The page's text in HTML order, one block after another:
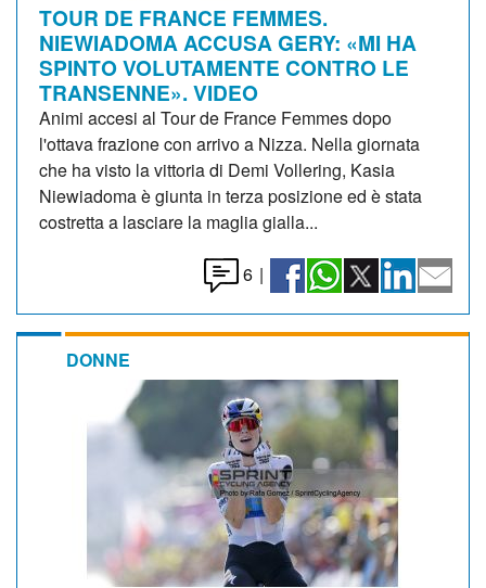
TOUR DE FRANCE FEMMES.
NIEWIADOMA ACCUSA GERY: «MI HA
SPINTO VOLUTAMENTE CONTRO LE
TRANSENNE». VIDEO
Animi accesi al Tour de France Femmes dopo
l'ottava frazione con arrivo a Nizza. Nella giornata
che ha visto la vittoria di Demi Vollering, Kasia
Niewiadoma è giunta in terza posizione ed è stata
costretta a lasciare la maglia gialla...
6 |
DONNE